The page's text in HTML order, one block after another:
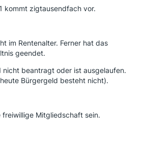
kommt zigtausendfach vor.
im Rentenalter. Ferner hat das
geendet.
nicht beantragt oder ist ausgelaufen.
Bürgergeld besteht nicht).
freiwillige Mitgliedschaft sein.